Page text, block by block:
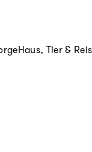
Haus, Tier &